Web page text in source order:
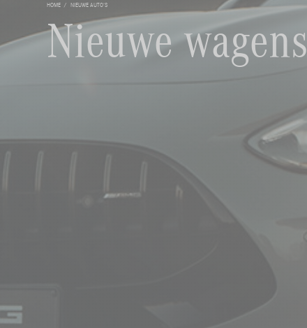
HOME NIEUWE AUTO'S
Nieuwe wagens